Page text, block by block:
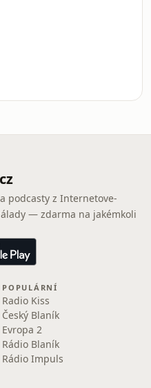
podcasty z Internetove-
— zdarma na jakémkoli
POPULÁRNÍ
Radio Kiss
Český Blaník
Evropa 2
Rádio Blaník
Rádio Impuls